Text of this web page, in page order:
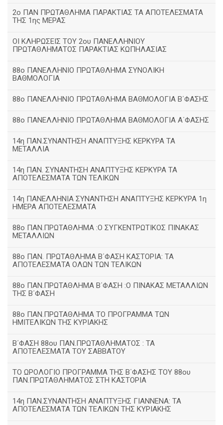
2ο ΠΑΝ ΠΡΩΤΑΘΛΗΜΑ ΠΑΡΑΚΤΙΑΣ ΤΑ ΑΠΟΤΕΛΕΣΜΑΤΑ
ΤΗΣ 1ης ΜΕΡΑΣ
ΟΙ ΚΛΗΡΩΣΕΙΣ ΤΟΥ 2ου ΠΑΝΕΛΛΗΝΙΟΥ
ΠΡΩΤΑΘΛΗΜΑΤΟΣ ΠΑΡΑΚΤΙΑΣ ΚΩΠΗΛΑΣΙΑΣ
88ο ΠΑΝΕΛΛΗΝΙΟ ΠΡΩΤΑΘΛΗΜΑ ΣΥΝΟΛΙΚΗ
ΒΑΘΜΟΛΟΓΙΑ
88ο ΠΑΝΕΛΛΗΝΙΟ ΠΡΩΤΑΘΛΗΜΑ ΒΑΘΜΟΛΟΓΙΑ Β΄ΦΑΣΗΣ
88ο ΠΑΝΕΛΛΗΝΙΟ ΠΡΩΤΑΘΛΗΜΑ ΒΑΘΜΟΛΟΓΙΑ Α΄ΦΑΣΗΣ
14η ΠΑΝ.ΣΥΝΑΝΤΗΣΗ ΑΝΑΠΤΥΞΗΣ ΚΕΡΚΥΡΑ ΤΑ
ΜΕΤΑΛΛΙΑ
14η ΠΑΝ. ΣΥΝΑΝΤΗΣΗ ΑΝΑΠΤΥΞΗΣ ΚΕΡΚΥΡΑ ΤΑ
ΑΠΟΤΕΛΕΣΜΑΤΑ ΤΩΝ ΤΕΛΙΚΩΝ
14η ΠΑΝΕΛΛΗΝΙΑ ΣΥΝΑΝΤΗΣΗ ΑΝΑΠΤΥΞΗΣ ΚΕΡΚΥΡΑ 1η
ΗΜΕΡΑ ΑΠΟΤΕΛΕΣΜΑΤΑ
88ο ΠΑΝ.ΠΡΩΤΑΘΛΗΜΑ :Ο ΣΥΓΚΕΝΤΡΩΤΙΚΟΣ ΠΙΝΑΚΑΣ
ΜΕΤΑΛΛΙΩΝ
88ο ΠΑΝ. ΠΡΩΤΑΘΛΗΜΑ Β΄ΦΑΣΗ ΚΑΣΤΟΡΙΑ: ΤΑ
ΑΠΟΤΕΛΕΣΜΑΤΑ ΟΛΩΝ ΤΩΝ ΤΕΛΙΚΩΝ
88ο ΠΑΝ.ΠΡΩΤΑΘΛΗΜΑ Β΄ΦΑΣΗ :Ο ΠΙΝΑΚΑΣ ΜΕΤΑΛΛΙΩΝ
ΤΗΣ Β΄ΦΑΣΗ
88ο ΠΑΝ.ΠΡΩΤΑΘΛΗΜΑ ΤΟ ΠΡΟΓΡΑΜΜΑ ΤΩΝ
ΗΜΙΤΕΛΙΚΩΝ ΤΗΣ ΚΥΡΙΑΚΗΣ
Β΄ΦΑΣΗ 88ου ΠΑΝ.ΠΡΩΤΑΘΛΗΜΑΤΟΣ : ΤΑ
ΑΠΟΤΕΛΕΣΜΑΤΑ ΤΟΥ ΣΑΒΒΑΤΟΥ
ΤΟ ΩΡΟΛΟΓΙΟ ΠΡΟΓΡΑΜΜΑ ΤΗΣ Β΄ΦΑΣΗΣ ΤΟΥ 88ου
ΠΑΝ.ΠΡΩΤΑΘΛΗΜΑΤΟΣ ΣΤΗ ΚΑΣΤΟΡΙΑ
14η ΠΑΝ.ΣΥΝΑΝΤΗΣΗ ΑΝΑΠΤΥΞΗΣ ΓΙΑΝΝΕΝΑ: ΤΑ
ΑΠΟΤΕΛΕΣΜΑΤΑ ΤΩΝ ΤΕΛΙΚΩΝ ΤΗΣ ΚΥΡΙΑΚΗΣ